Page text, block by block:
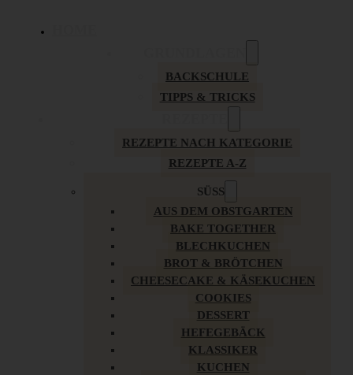
BACKSCHULE
TIPPS & TRICKS
REZEPTE NACH KATEGORIE
REZEPTE A-Z
SÜSS
AUS DEM OBSTGARTEN
BAKE TOGETHER
BLECHKUCHEN
BROT & BRÖTCHEN
CHEESECAKE & KÄSEKUCHEN
COOKIES
DESSERT
HEFEGEBÄCK
KLASSIKER
KUCHEN